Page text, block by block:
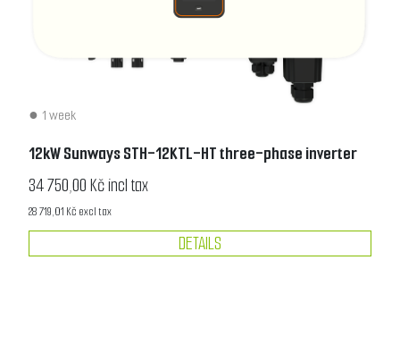
1 week
12kW Sunways STH-12KTL-HT three-phase inverter
34 750,00 Kč incl tax
28 719,01 Kč excl tax
DETAILS